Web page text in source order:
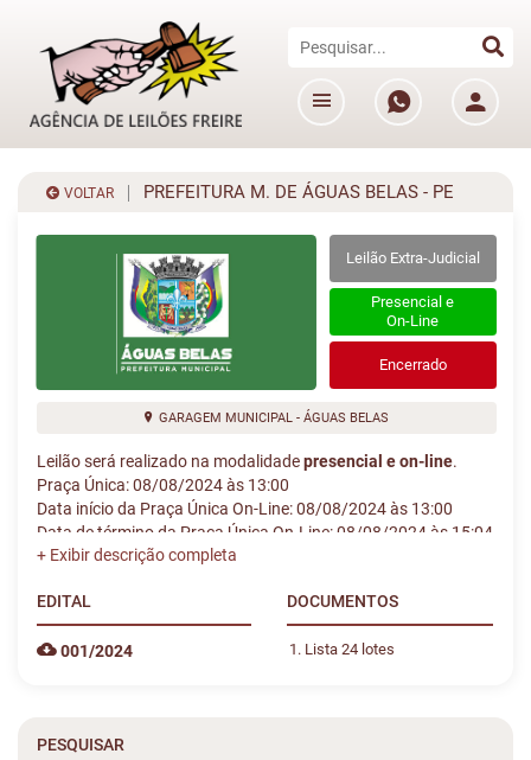
VOLTAR PREFEITURA M. DE ÁGUAS BELAS - PE
Leilão Extra-Judicial
Presencial e
On-Line
Encerrado
GARAGEM MUNICIPAL - ÁGUAS BELAS
Leilão será realizado na modalidadepresencial e on-line.
Praça Única: 08/08/2024 às 13:00
Data início da Praça Única On-Line: 08/08/2024 às 13:00
Data de término da Praça Única On-Line: 08/08/2024 às 15:04
EDITAL
001/2024
DOCUMENTOS
Lista 24 lotes
PESQUISAR